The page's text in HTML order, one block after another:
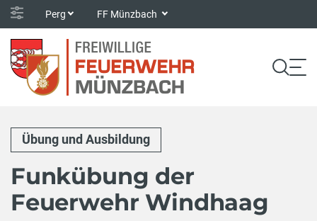
Perg FF Münzbach
Übung und Ausbildung
Funkübung der
Feuerwehr Windhaag